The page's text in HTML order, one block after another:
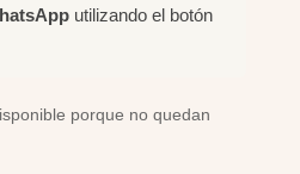
utilizando el botón